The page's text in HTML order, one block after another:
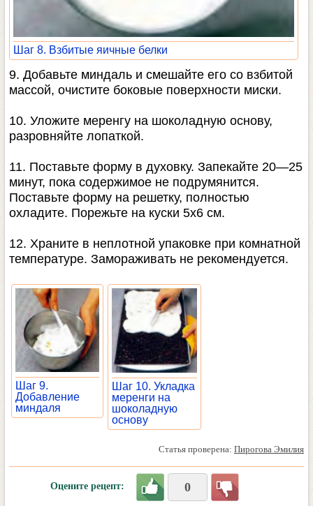
Шаг 8. Взбитые яичные белки
9. Добавьте миндаль и смешайте его со взбитой
массой, очистите боковые поверхности миски.
10. Уложите меренгу на шоколадную основу,
разровняйте лопаткой.
11. Поставьте форму в духовку. Запекайте 20—25
минут, пока содержимое не подрумянится.
Поставьте форму на решетку, полностью
охладите. Порежьте на куски 5х6 см.
12. Храните в неплотной упаковке при комнатной
температуре. Замораживать не рекомендуется.
Шаг 9.
Добавление
миндаля
Шаг 10. Укладка
меренги на
шоколадную
основу
Статья проверена: Пирогова Эмилия
Оцените рецепт: 0